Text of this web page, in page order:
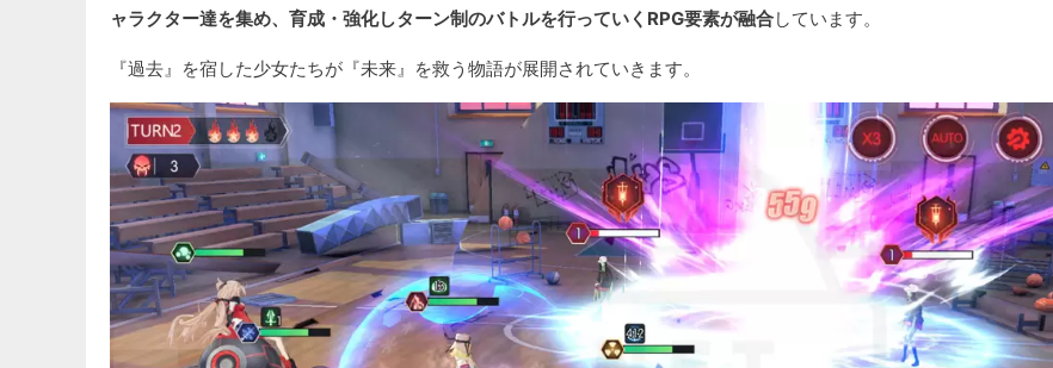
ャラクター達を集め、育成・強化しターン制のバトルを行っていくRPG要素が融合しています。
『過去』を宿した少女たちが『未来』を救う物語が展開されていきます。